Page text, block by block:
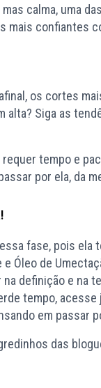
calma, uma
mais
os cortes
Siga as
tempo e
por ela, da
fase, pois
e Óleo de
definição e na
tempo, acesse
em passar
das